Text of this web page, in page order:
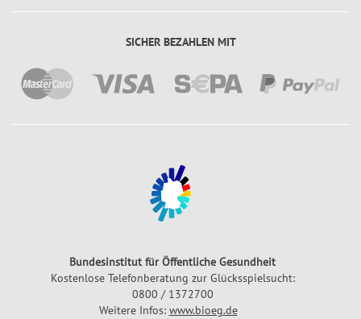
SICHER BEZAHLEN MIT
Bundesinstitut für Öffentliche Gesundheit
Kostenlose Telefonberatung zur Glücksspielsucht:
0800 / 1372700
Weitere Infos: www.bioeg.de